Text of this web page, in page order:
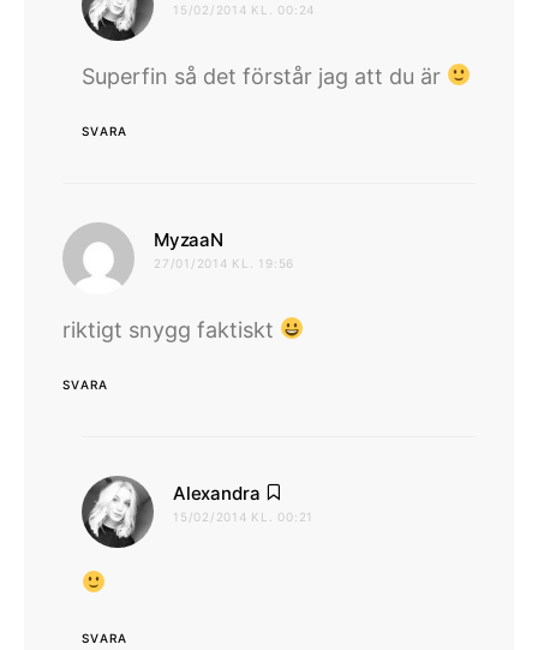
15/02/2014 KL. 00:24
Superfin så det förstår jag att du är
SVARA
MyzaaN
27/01/2014 KL. 19:56
riktigt snygg faktiskt
SVARA
Alexandra
15/02/2014 KL. 00:21
SVARA